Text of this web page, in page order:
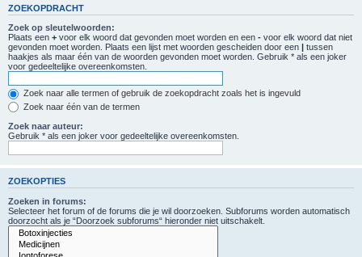
ZOEKOPDRACHT
Zoek op sleutelwoorden:
Plaats een + voor elk woord dat gevonden moet worden en een - voor elk woord dat niet
gevonden moet worden. Plaats een lijst met woorden gescheiden door een | tussen
haakjes als maar één van de woorden gevonden moet worden. Gebruik * als een joker
voor gedeeltelijke overeenkomsten.
Zoek naar alle termen of gebruik de zoekopdracht zoals het is ingevuld
Zoek naar één van de termen
Zoek naar auteur:
Gebruik * als een joker voor gedeeltelijke overeenkomsten.
ZOEKOPTIES
Zoeken in forums:
Selecteer het forum of de forums die je wil doorzoeken. Subforums worden automatisch
doorzocht als je “Doorzoek subforums“ hieronder niet uitschakelt.